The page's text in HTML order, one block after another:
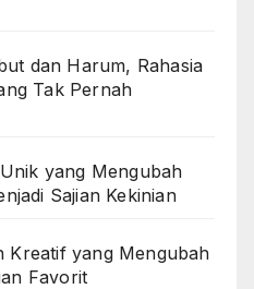
dan Harum, Rahasia
Tak Pernah
yang Mengubah
Sajian Kekinian
Kreatif yang Mengubah
Favorit